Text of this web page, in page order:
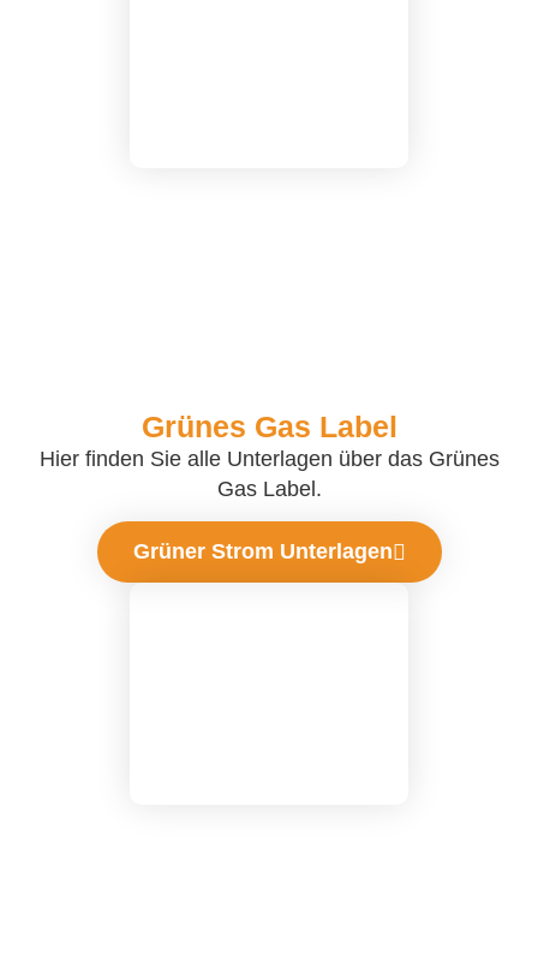
Grünes Gas Label
Hier finden Sie alle Unterlagen über das Grünes
Gas Label.
Grüner Strom Unterlagen